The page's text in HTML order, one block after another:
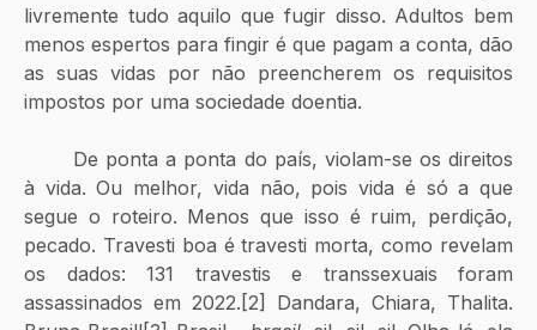
livremente tudo aquilo que fugir disso. Adultos bem
menos espertos para fingir é que pagam a conta, dão
as suas vidas por não preencherem os requisitos
impostos por uma sociedade doentia.
à vida. Ou melhor, vida não, pois vida é só a que
segue o roteiro. Menos que isso é ruim, perdição,
pecado. Travesti boa é travesti morta, como revelam
os dados: 131 travestis e transsexuais foram
assassinados em 2022.[2] Dandara, Chiara, Thalita.